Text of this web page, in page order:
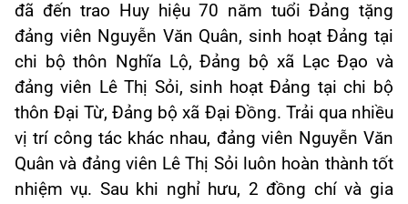
đã đến trao Huy hiệu 70 năm tuổi Đảng tặng
đảng viên Nguyễn Văn Quân, sinh hoạt Đảng tại
chi bộ thôn Nghĩa Lộ, Đảng bộ xã Lạc Đạo và
đảng viên Lê Thị Sỏi, sinh hoạt Đảng tại chi bộ
thôn Đại Từ, Đảng bộ xã Đại Đồng. Trải qua nhiều
vị trí công tác khác nhau, đảng viên Nguyễn Văn
Quân và đảng viên Lê Thị Sỏi luôn hoàn thành tốt
nhiệm vụ. Sau khi nghỉ hưu, 2 đồng chí và gia